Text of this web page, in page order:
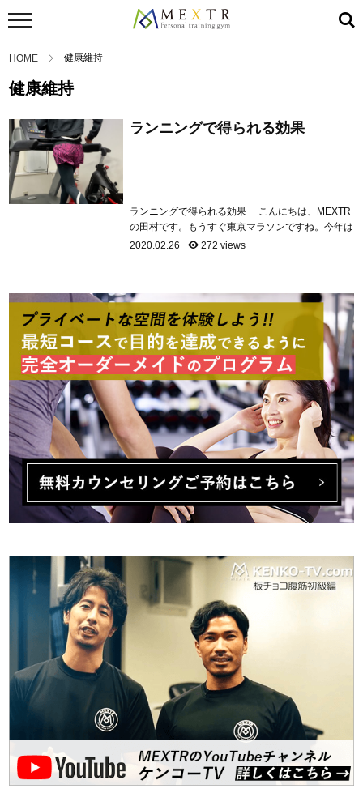
HOME 健康維持
健康維持
ランニングで得られる効果
ランニングで得られる効果 こんにちは、MEXTR
の田村です。もうすぐ東京マラソンですね。今年は
残念なことに新型コロナウイルスの影響で一般参加
います。 ランニングと言ってもレースでタイム
を争うレベルのものから健康の為にゆっくり走るも
のまで、いろいろありま...
2020.02.26 272 views